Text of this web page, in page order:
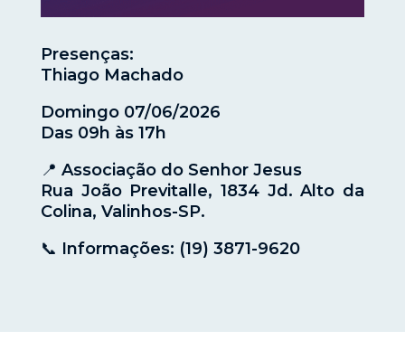
Presenças:
Thiago Machado
Domingo 07/06/2026
Das 09h às 17h
📍 Associação do Senhor Jesus
Rua João Previtalle, 1834 Jd. Alto da
Colina, Valinhos-SP.
📞 Informações: (19) 3871-9620